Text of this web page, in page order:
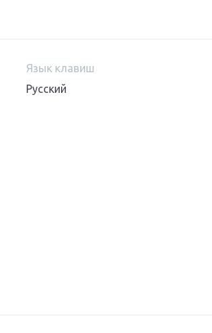
Язык клавиш
Русский